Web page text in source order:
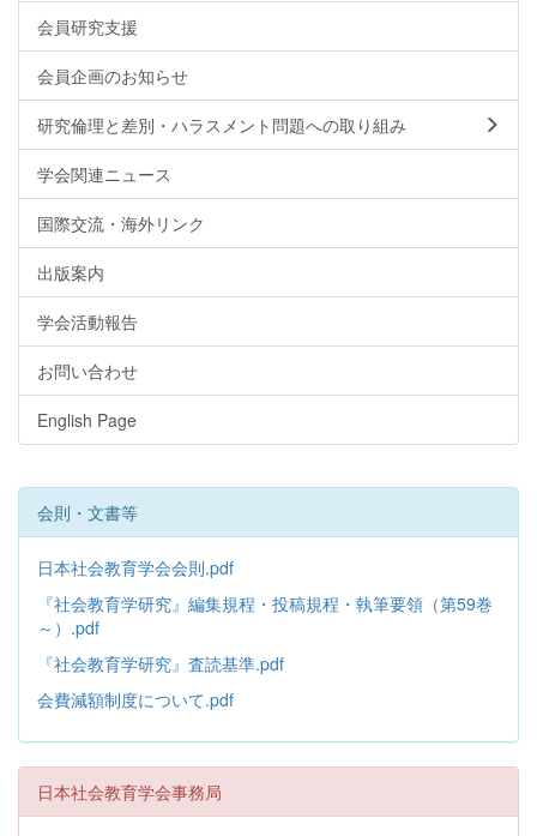
会員研究支援
会員企画のお知らせ
研究倫理と差別・ハラスメント問題への取り組み
学会関連ニュース
国際交流・海外リンク
出版案内
学会活動報告
お問い合わせ
English Page
会則・文書等
日本社会教育学会会則.pdf
『社会教育学研究』編集規程・投稿規程・執筆要領（第59巻
～）.pdf
『社会教育学研究』査読基準.pdf
会費減額制度について.pdf
日本社会教育学会事務局